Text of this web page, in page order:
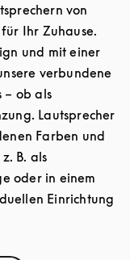
von
Ihr Zuhause.
und mit einer
verbundene
– ob als
Lautsprecher
Farben und
B. als
oder in einem
Einrichtung